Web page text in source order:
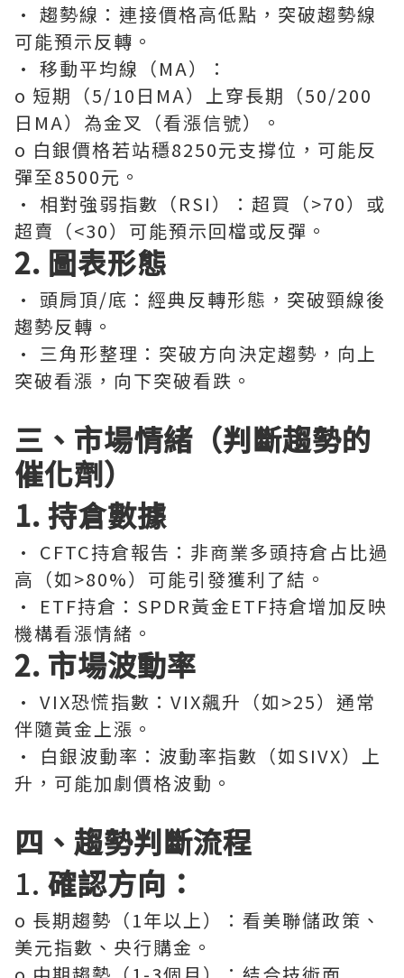
· 趨勢線：連接價格高低點，突破趨勢線
可能預示反轉。
· 移動平均線（MA）：
o 短期（5/10日MA）上穿長期（50/200
日MA）為金叉（看漲信號）。
o 白銀價格若站穩8250元支撐位，可能反
彈至8500元。
· 相對強弱指數（RSI）：超買（>70）或
超賣（<30）可能預示回檔或反彈。
2. 圖表形態
· 頭肩頂/底：經典反轉形態，突破頸線後
趨勢反轉。
· 三角形整理：突破方向決定趨勢，向上
突破看漲，向下突破看跌。
三、市場情緒（判斷趨勢的
催化劑）
1. 持倉數據
· CFTC持倉報告：非商業多頭持倉占比過
高（如>80%）可能引發獲利了結。
· ETF持倉：SPDR黃金ETF持倉增加反映
機構看漲情緒。
2. 市場波動率
· VIX恐慌指數：VIX飆升（如>25）通常
伴隨黃金上漲。
· 白銀波動率：波動率指數（如SIVX）上
升，可能加劇價格波動。
四、趨勢判斷流程
1. 確認方向：
o 長期趨勢（1年以上）：看美聯儲政策、
美元指數、央行購金。